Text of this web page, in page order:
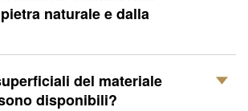
naturale e dalla
del materiale
disponibili?